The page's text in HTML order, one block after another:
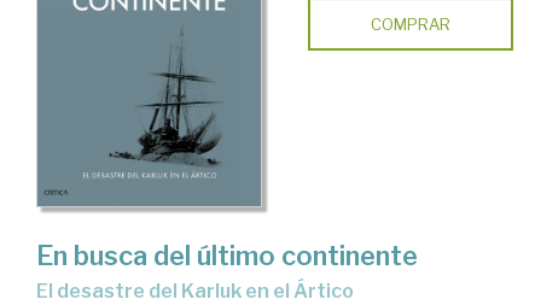
COMPRAR
En busca del último continente
El desastre del Karluk en el Ártico